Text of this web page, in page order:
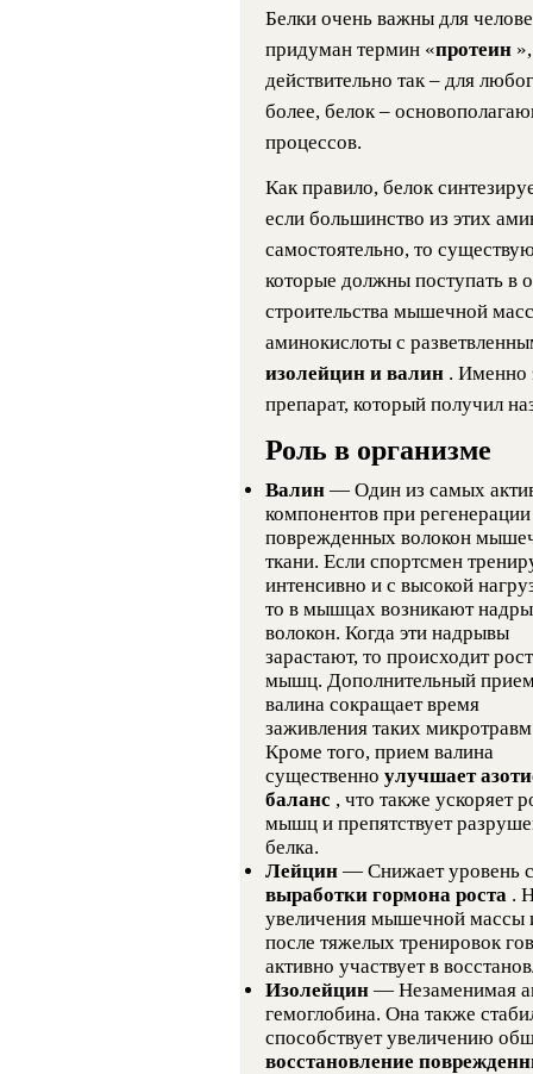
Белки очень важны для
придуман термин «протеин
действительно так – для
более, белок –
процессов.
Как правило, белок
если большинство из этих
самостоятельно, то
которые должны поступать в
строительства мышечной
аминокислоты с
изолейцин и валин . Именно
препарат, который получил
Роль в организме
Валин — Один из самых
компонентов при регенерации
поврежденных волокон
ткани. Если спортсмен
интенсивно и с высокой
то в мышцах возникают
волокон. Когда эти надрывы
зарастают, то происходит рост
мышц. Дополнительный
валина сокращает время
заживления таких
Кроме того, прием валина
существенно улучшает
баланс , что также ускоряет
мышц и препятствует
белка.
Лейцин — Снижает уровень
выработки гормона роста .
увеличения мышечной массы
после тяжелых тренировок
активно участвует в
Изолейцин — Незаменимая
гемоглобина. Она также
способствует увеличению
восстановление